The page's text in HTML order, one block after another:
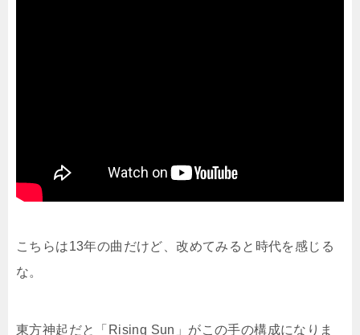
こちらは13年の曲だけど、改めてみると時代を感じる
な。
東方神起だと「Rising Sun」がこの手の構成になりま